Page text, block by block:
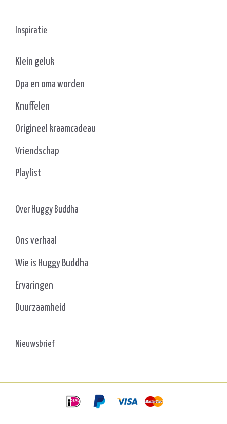
Inspiratie
Klein geluk
Opa en oma worden
Knuffelen
Origineel kraamcadeau
Vriendschap
Playlist
Over Huggy Buddha
Ons verhaal
Wie is Huggy Buddha
Ervaringen
Duurzaamheid
Nieuwsbrief